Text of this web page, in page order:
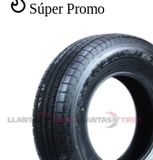
Súper Promo